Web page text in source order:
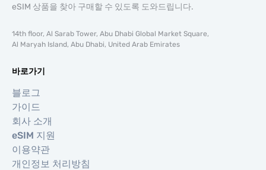
eSIM 상품을 찾아 구매할 수 있도록 도와드립니다.
14th floor, Al Sarab Tower, Abu Dhabi Global Market Square,
Al Maryah Island, Abu Dhabi, United Arab Emirates
바로가기
블로그
가이드
회사 소개
eSIM 지원
이용약관
개인정보 처리방침